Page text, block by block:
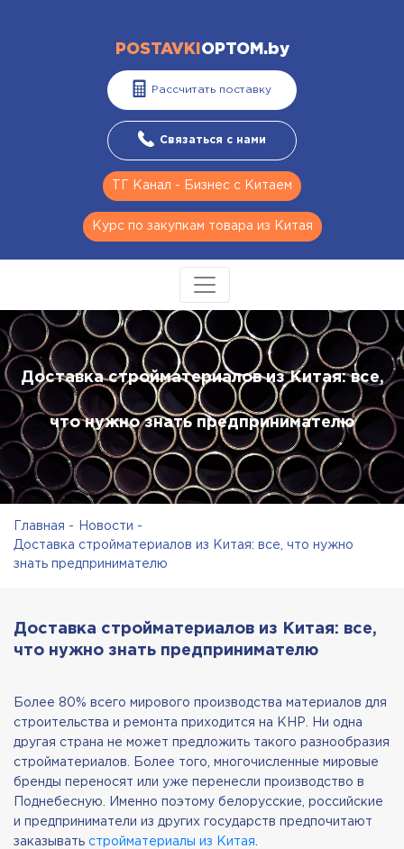
POSTAVKI OPTOM.by
Рассчитать поставку
Связаться с нами
ТГ Канал - Бизнес с Китаем
Курс по закупкам товара из Китая
Доставка стройматериалов из Китая: все,
что нужно знать предпринимателю
Главная
Новости
Доставка стройматериалов из Китая: все, что нужно
знать предпринимателю
Доставка стройматериалов из Китая: все,
что нужно знать предпринимателю
Более 80% всего мирового производства материалов для
строительства и ремонта приходится на КНР. Ни одна
другая страна не может предложить такого разнообразия
стройматериалов. Более того, многочисленные мировые
бренды переносят или уже перенесли производство в
Поднебесную. Именно поэтому белорусские, российские
и предприниматели из других государств предпочитают
заказывать стройматериалы из Китая